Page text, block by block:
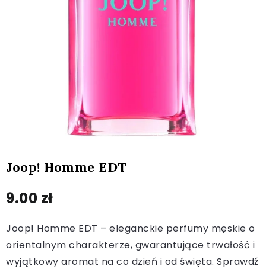
Joop! Homme EDT
9.00 zł
Joop! Homme EDT – eleganckie perfumy męskie o
orientalnym charakterze, gwarantujące trwałość i
wyjątkowy aromat na co dzień i od święta. Sprawdź